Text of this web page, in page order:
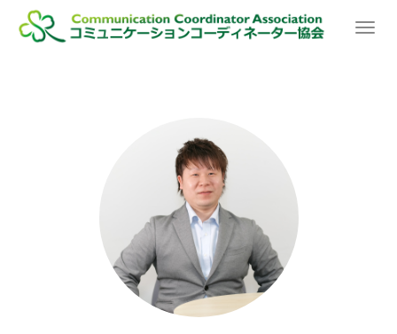
T
ホーム コミュニケーション電話相談室_三浦相談員